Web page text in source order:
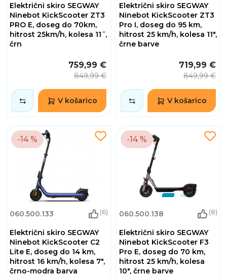
Električni skiro SEGWAY
Ninebot KickScooter ZT3
PRO E, doseg do 70km,
hitrost 25km/h, kolesa 11˝,
črn
759,99 €
849,99 €
V košarico
Električni skiro SEGWAY
Ninebot KickScooter ZT3
Pro I, doseg do 95 km,
hitrost 25 km/h, kolesa 11",
črne barve
719,99 €
849,99 €
V košarico
-14 %
060.500.133 (6)
Električni skiro SEGWAY
Ninebot KickScooter C2
Lite E, doseg do 14 km,
hitrost 16 km/h, kolesa 7",
črno-modra barva
-14 %
060.500.138 (8)
Električni skiro SEGWAY
Ninebot KickScooter F3
Pro E, doseg do 70 km,
hitrost 25 km/h, kolesa
10", črne barve